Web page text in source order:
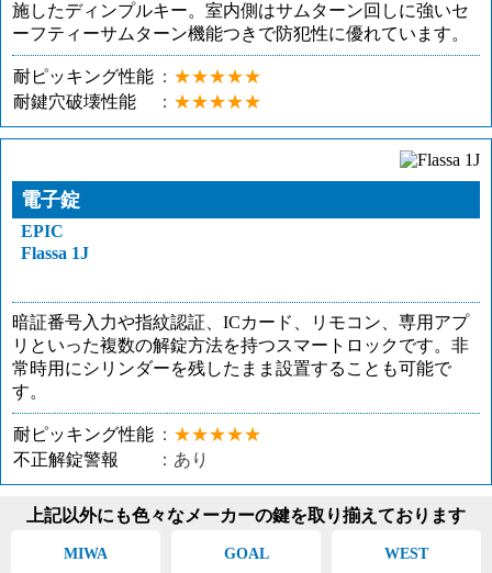
施したディンプルキー。室内側はサムターン回しに強いセ
ーフティーサムターン機能つきで防犯性に優れています。
耐ピッキング性能
★★★★★
耐鍵穴破壊性能
★★★★★
電子錠
EPIC
Flassa 1J
暗証番号入力や指紋認証、ICカード、リモコン、専用アプ
リといった複数の解錠方法を持つスマートロックです。非
常時用にシリンダーを残したまま設置することも可能で
す。
耐ピッキング性能
★★★★★
不正解錠警報
あり
上記以外にも色々なメーカーの鍵を取り揃えております
MIWA GOAL WEST